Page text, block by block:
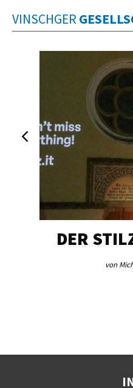
VINSCHGER
DER
von